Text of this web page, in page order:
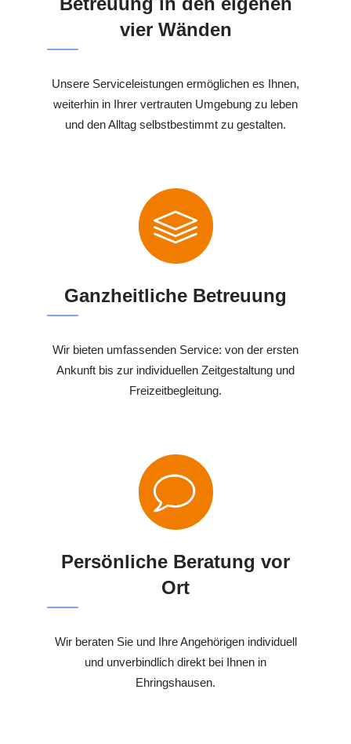
vier Wänden
Unsere Serviceleistungen ermöglichen es Ihnen,
weiterhin in Ihrer vertrauten Umgebung zu leben
und den Alltag selbstbestimmt zu gestalten.
Ganzheitliche Betreuung
Wir bieten umfassenden Service: von der ersten
Ankunft bis zur individuellen Zeitgestaltung und
Freizeitbegleitung.
Persönliche Beratung vor
Ort
Wir beraten Sie und Ihre Angehörigen individuell
und unverbindlich direkt bei Ihnen in
Ehringshausen.